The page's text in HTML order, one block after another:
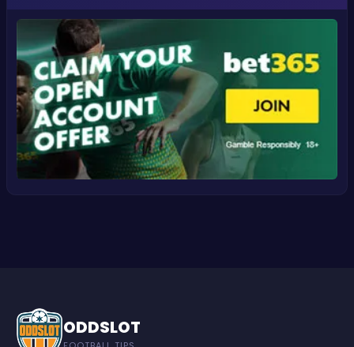
ODDSLOT